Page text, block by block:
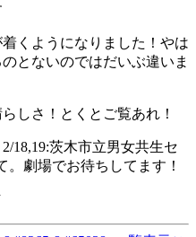
くようになりました！やは
とないのではだいぶ違いま
しさ！とくとご覧あれ！
18,19:茨木市立男女共生セ
。劇場でお待ちしてます！